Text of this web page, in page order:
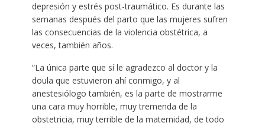
depresión y estrés post-traumático. Es durante las
semanas después del parto que las mujeres sufren
las consecuencias de la violencia obstétrica, a
veces, también años.
“La única parte que sí le agradezco al doctor y la
doula que estuvieron ahí conmigo, y al
anestesiólogo también, es la parte de mostrarme
una cara muy horrible, muy tremenda de la
obstetricia, muy terrible de la maternidad, de todo